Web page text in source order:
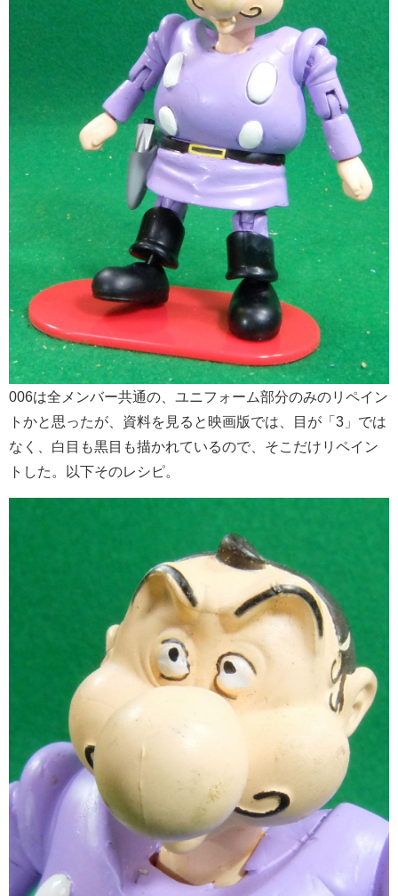
006は全メンバー共通の、ユニフォーム部分のみのリペイン
トかと思ったが、資料を見ると映画版では、目が「3」では
なく、白目も黒目も描かれているので、そこだけリペイン
トした。以下そのレシピ。